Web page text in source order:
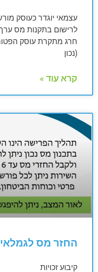
עצמאי יוגדר כעוסק
לרישום בתקנות מס ערך
חרג מתקרת עוסק
(נכון
קרא עוד »
החזר מס
קיבוע זכויות